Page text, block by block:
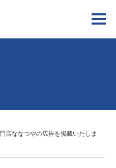
店ななつやの広告を掲載いたしま